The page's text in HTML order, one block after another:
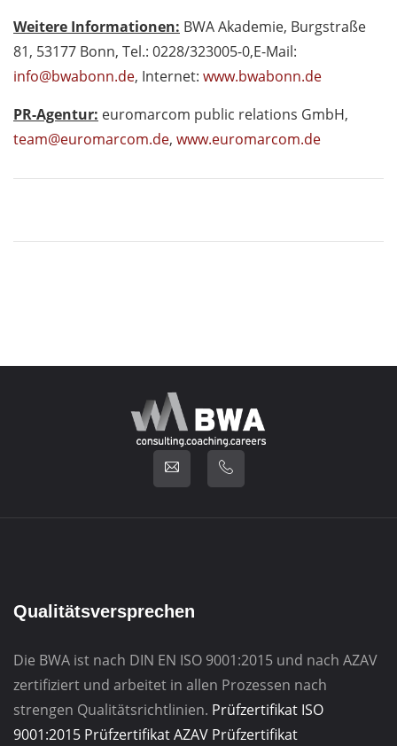
Weitere Informationen: BWA Akademie, Burgstraße
81, 53177 Bonn, Tel.: 0228/323005-0,E-Mail:
info@bwabonn.de, Internet: www.bwabonn.de
PR-Agentur: euromarcom public relations GmbH,
team@euromarcom.de, www.euromarcom.de
Qualitätsversprechen
Die BWA ist nach DIN EN ISO 9001:2015 und nach AZAV
zertifiziert und arbeitet in allen Prozessen nach
strengen Qualitätsrichtlinien. Prüfzertifikat ISO
9001:2015 Prüfzertifikat AZAV Prüfzertifikat